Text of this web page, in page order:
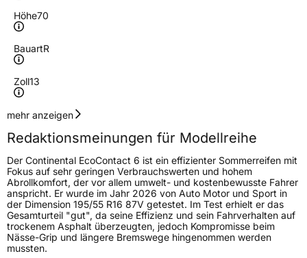
Höhe70
BauartR
Zoll13
Geschwindigkeitsindex
Höchstgeschwindigkeit
190 km/h
Lastindex75
Höchstlast387 kg
Gewicht (in kg)5,129 kg
Generelle Merkmale
mehr anzeigen
Redaktionsmeinungen für Modellreihe
Der Continental EcoContact 6 ist ein effizienter Sommerreifen mit
Fokus auf sehr geringen Verbrauchswerten und hohem
Abrollkomfort, der vor allem umwelt- und kostenbewusste Fahrer
anspricht. Er wurde im Jahr 2026 von Auto Motor und Sport in
der Dimension 195/55 R16 87V getestet. Im Test erhielt er das
Gesamturteil "gut", da seine Effizienz und sein Fahrverhalten auf
trockenem Asphalt überzeugten, jedoch Kompromisse beim
Nässe-Grip und längere Bremswege hingenommen werden
mussten.